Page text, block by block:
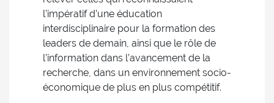
l’impératif d’une éducation
interdisciplinaire pour la formation des
leaders de demain, ainsi que le rôle de
l’information dans l’avancement de la
recherche, dans un environnement socio-
économique de plus en plus compétitif.